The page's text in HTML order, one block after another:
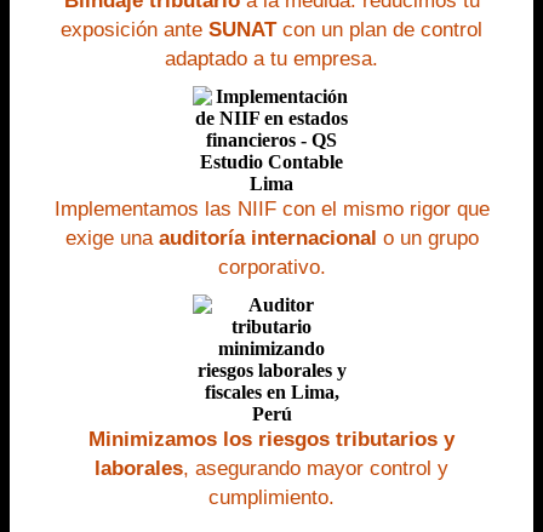
exposición ante SUNATcon un plan de control
adaptado a tu empresa.
Implementamos las NIIF con el mismo rigor que
exige una auditoría internacional o un grupo
corporativo.
Minimizamos los riesgos tributarios y
laborales, asegurando mayor control y
cumplimiento.